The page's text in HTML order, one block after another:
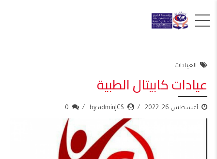
العيادات
عيادات كابيتال الطبية
أغسطس 26, 2022 by adminJCS
0